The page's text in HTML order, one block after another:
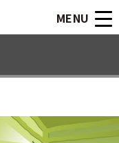
MENU